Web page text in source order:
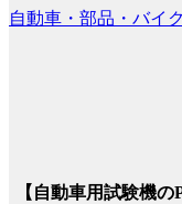
自動車・部品・バイク
【自動車用試験機の